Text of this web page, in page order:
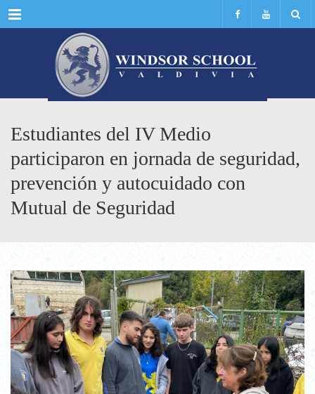
Menu
Estudiantes del IV Medio
participaron en jornada de seguridad,
prevención y autocuidado con
Mutual de Seguridad